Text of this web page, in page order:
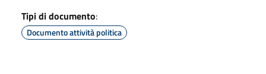
Tipi di documento:
Documento attività politica